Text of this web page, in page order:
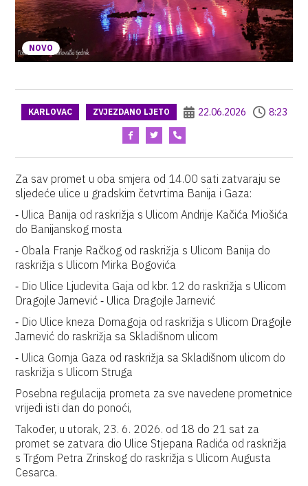
NOVO
KARLOVAC ZVJEZDANO LJETO 22.06.2026 8:23
Za sav promet u oba smjera od 14.00 sati zatvaraju se
sljedeće ulice u gradskim četvrtima Banija i Gaza:
⁃ Ulica Banija od raskrižja s Ulicom Andrije Kačića Miošića
do Banijanskog mosta
⁃ Obala Franje Račkog od raskrižja s Ulicom Banija do
raskrižja s Ulicom Mirka Bogovića
⁃ Dio Ulice Ljudevita Gaja od kbr. 12 do raskrižja s Ulicom
Dragojle Jarnević ⁃ Ulica Dragojle Jarnević
⁃ Dio Ulice kneza Domagoja od raskrižja s Ulicom Dragojle
Jarnević do raskrižja sa Skladišnom ulicom
⁃ Ulica Gornja Gaza od raskrižja sa Skladišnom ulicom do
raskrižja s Ulicom Struga
Posebna regulacija prometa za sve navedene prometnice
vrijedi isti dan do ponoći,
Također, u utorak, 23. 6. 2026. od 18 do 21 sat za
promet se zatvara dio Ulice Stjepana Radića od raskrižja
s Trgom Petra Zrinskog do raskrižja s Ulicom Augusta
Cesarca.